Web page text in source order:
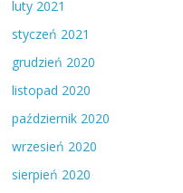
luty 2021
styczeń 2021
grudzień 2020
listopad 2020
październik 2020
wrzesień 2020
sierpień 2020